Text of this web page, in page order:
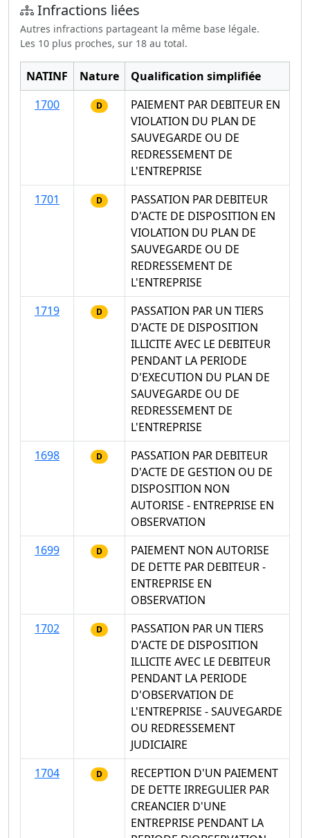
Infractions liées
Autres infractions partageant la même base légale.
Les 10 plus proches, sur 18 au total.
NATINF Nature
Qualification simplifiée
1700
D
PAIEMENT PAR DEBITEUR EN
VIOLATION DU PLAN DE
SAUVEGARDE OU DE
REDRESSEMENT DE
L'ENTREPRISE
1701
D
PASSATION PAR DEBITEUR
D'ACTE DE DISPOSITION EN
VIOLATION DU PLAN DE
SAUVEGARDE OU DE
REDRESSEMENT DE
L'ENTREPRISE
1719
D
PASSATION PAR UN TIERS
D'ACTE DE DISPOSITION
ILLICITE AVEC LE DEBITEUR
PENDANT LA PERIODE
D'EXECUTION DU PLAN DE
SAUVEGARDE OU DE
REDRESSEMENT DE
L'ENTREPRISE
1698
D
PASSATION PAR DEBITEUR
D'ACTE DE GESTION OU DE
DISPOSITION NON
AUTORISE - ENTREPRISE EN
OBSERVATION
1699
D
PAIEMENT NON AUTORISE
DE DETTE PAR DEBITEUR -
ENTREPRISE EN
OBSERVATION
1702
D
PASSATION PAR UN TIERS
D'ACTE DE DISPOSITION
ILLICITE AVEC LE DEBITEUR
PENDANT LA PERIODE
D'OBSERVATION DE
L'ENTREPRISE - SAUVEGARDE
OU REDRESSEMENT
JUDICIAIRE
1704
D
RECEPTION D'UN PAIEMENT
DE DETTE IRREGULIER PAR
CREANCIER D'UNE
ENTREPRISE PENDANT LA